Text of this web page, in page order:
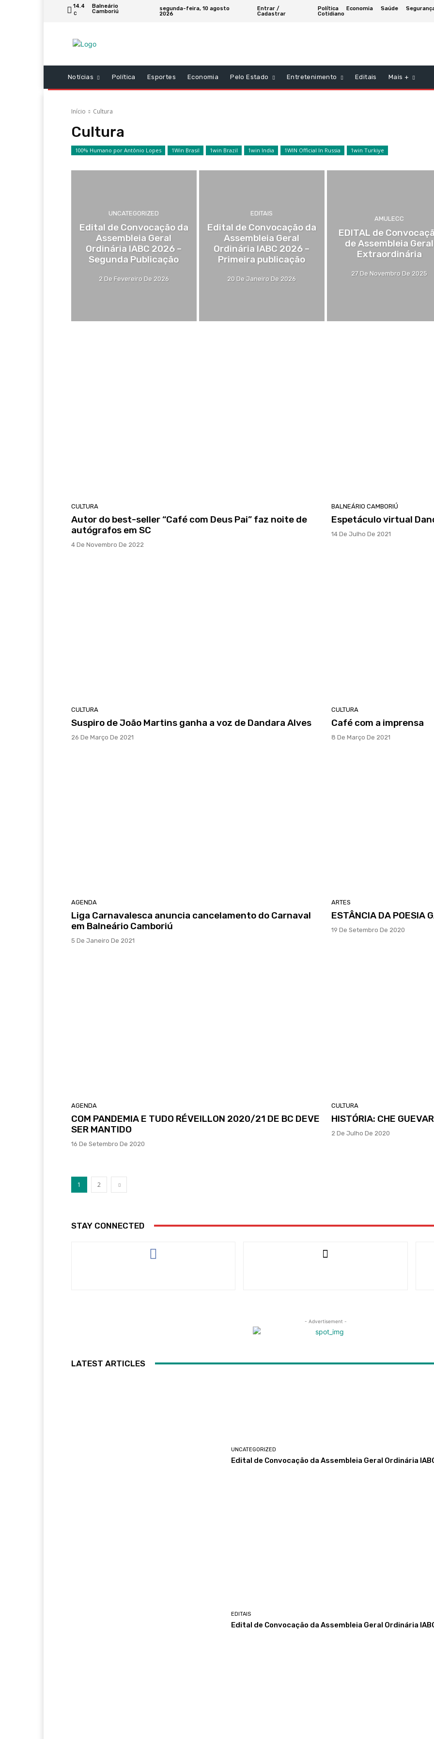
14.4
C
Balneário
Camboriú
segunda-feira, 10 agosto
2026
Entrar /
Cadastrar
Política Economia Saúde
Cotidiano
Notícias Política Esportes Economia Pelo Estado Entretenimento Editais Mais +
Início Cultura
Cultura
100% Humano por Antônio Lopes 1Win Brasil 1win Brazil 1win India 1WIN Official In Russia 1win Turkiye
UNCATEGORIZED
Edital de Convocação da
Assembleia Geral
Ordinária IABC 2026 –
Segunda Publicação
2 De Fevereiro De 2026
EDITAIS
Edital de Convocação da
Assembleia Geral
Ordinária IABC 2026 –
Primeira publicação
20 De Janeiro De 2026
AMULECC
EDITAL de
de Assembleia Geral
Extraordinária
27 De Novembro De 2025
CULTURA
Autor do best-seller “Café com Deus Pai” faz noite de
autógrafos em SC
4 De Novembro De 2022
BALNEÁRIO CAMBORIÚ
Espetáculo virtual
14 De Julho De 2021
CULTURA
Suspiro de João Martins ganha a voz de Dandara Alves
26 De Março De 2021
CULTURA
Café com a imprensa
8 De Março De 2021
AGENDA
Liga Carnavalesca anuncia cancelamento do Carnaval
em Balneário Camboriú
5 De Janeiro De 2021
ARTES
ESTÂNCIA DA POESIA
19 De Setembro De 2020
AGENDA
COM PANDEMIA E TUDO RÉVEILLON 2020/21 DE BC DEVE
SER MANTIDO
16 De Setembro De 2020
CULTURA
HISTÓRIA: CHE
2 De Julho De 2020
1 2
STAY CONNECTED
- Advertisement -
LATEST ARTICLES
UNCATEGORIZED
Edital de Convocação da Assembleia Geral Ordinária
EDITAIS
Edital de Convocação da Assembleia Geral Ordinária